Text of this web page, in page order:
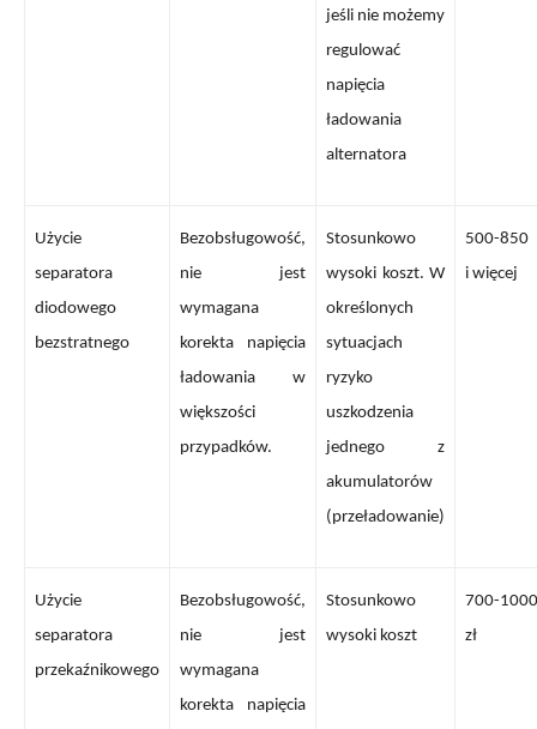
jeśli nie możemy
regulować
napięcia
ładowania
alternatora
Użycie
separatora
diodowego
bezstratnego
Bezobsługowość,
nie jest
wymagana
korekta napięcia
ładowania w
większości
przypadków.
Stosunkowo
wysoki koszt. W
określonych
sytuacjach
ryzyko
uszkodzenia
jednego z
akumulatorów
(przeładowanie)
500-850
i więcej
Użycie
separatora
przekaźnikowego
Bezobsługowość,
nie jest
wymagana
korekta napięcia
Stosunkowo
wysoki koszt
700-1000
zł